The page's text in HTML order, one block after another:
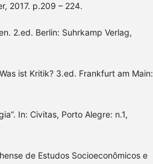
2017. p.209 – 224.
2.ed. Berlin: Suhrkamp Verlag,
ist Kritik? 3.ed. Frankfurt am Main:
In: Civitas, Porto Alegre: n.1,
de Estudos Socioeconômicos e